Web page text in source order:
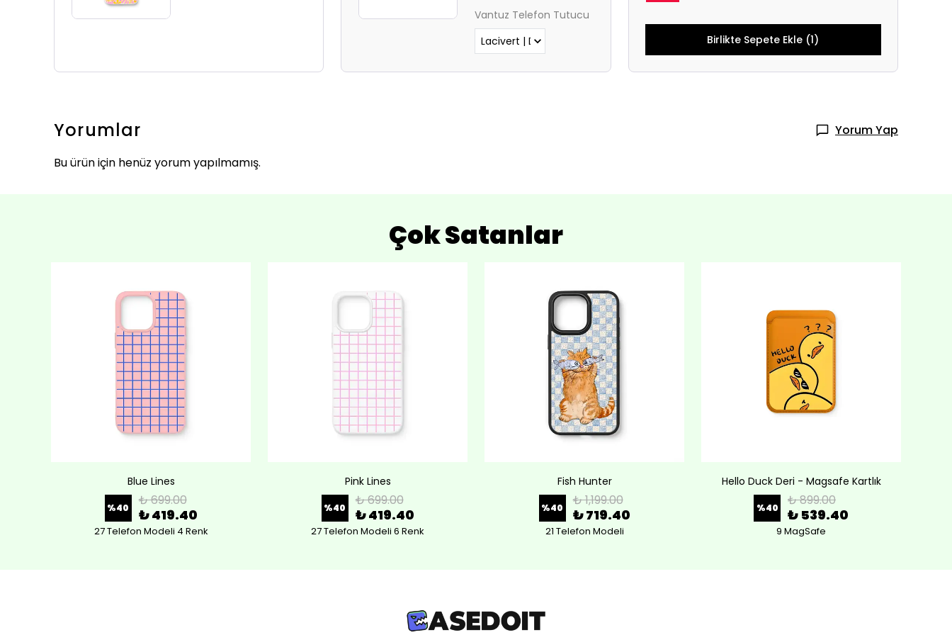
Vantuz Telefon Tutucu
Birlikte Sepete Ekle (1)
Yorumlar
Yorum Yap
Bu ürün için henüz yorum yapılmamış.
Çok Satanlar
Blue Lines
%40 ₺ 699.00
₺ 419.40
27 Telefon Modeli 4 Renk
Pink Lines
%40 ₺ 699.00
₺ 419.40
27 Telefon Modeli 6 Renk
Fish Hunter
%40 ₺ 1,199.00
₺ 719.40
21 Telefon Modeli
Hello Duck Deri - Magsafe Kartlık
%40 ₺ 899.00
₺ 539.40
9 MagSafe
Lütfen normal Safari
sekmesinden giriş yapın.